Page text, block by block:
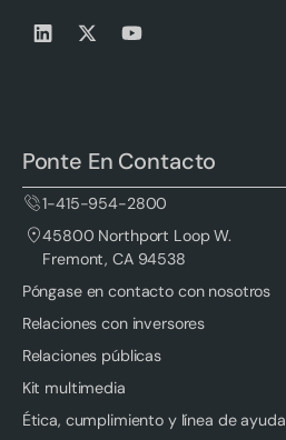
Ponte En Contacto
1-415-954-2800
45800 Northport Loop W.
Fremont, CA 94538
Póngase en contacto con nosotros
Relaciones con inversores
Relaciones públicas
Kit multimedia
Ética, cumplimiento y línea de ayuda